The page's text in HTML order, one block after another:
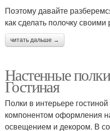
Поэтому давайте
как сделать полочку своими
читать дальше →
Настенные
Гостиная
Полки в интерьере
компонентом оформления
освещением и декором. В